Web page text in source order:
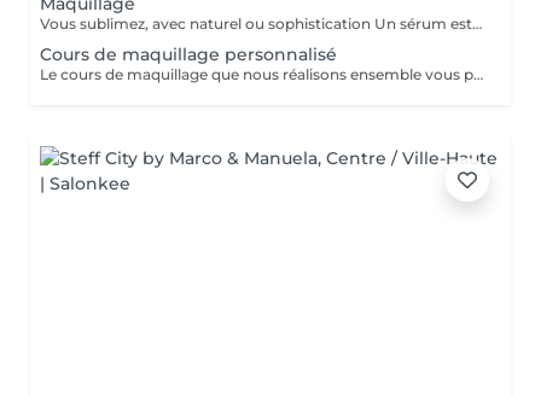
Vous sublimez, avec naturel ou sophistication Un sérum est appliqué avant le maquillage afin de fixer celui ci Possibilité d'ajouter avant le maquillage de la radio fréquence qui va lisser et défatiguer vos traits pour un rendu encore plus lumineux
Cours de maquillage personnalisé
Le cours de maquillage que nous réalisons ensemble vous permet d'apprendre à réaliser un maquillage complet, naturel ou plus sophistiqué au gré de vos envies et de votre style. Nous essayerons de répondre à toutes vos questions et partagerons nos petits tips de pro ;-)